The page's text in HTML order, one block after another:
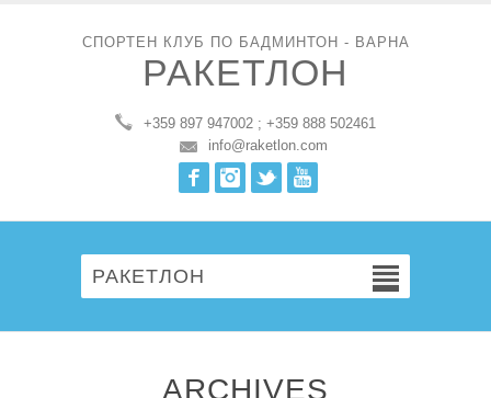
СПОРТЕН КЛУБ ПО БАДМИНТОН - ВАРНА
РАКЕТЛОН
+359 897 947002 ; +359 888 502461
info@raketlon.com
FacebookInstagram
Twitter
РАКЕТЛОН
ARCHIVES